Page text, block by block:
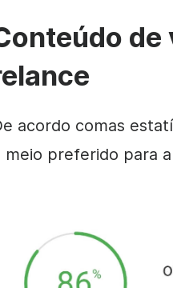
de
acordo comas
meio preferido para